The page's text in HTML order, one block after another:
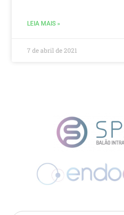
LEIA MAIS »
7 de abril de 2021